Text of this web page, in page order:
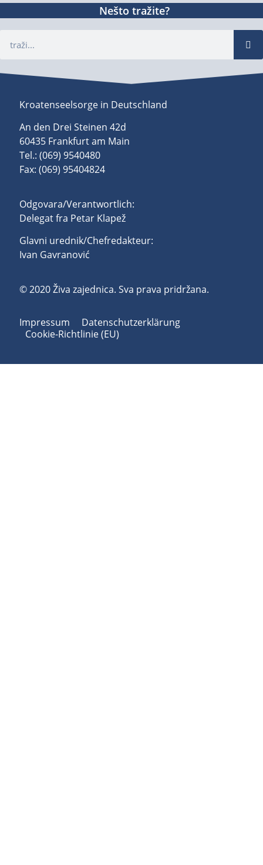
Nešto tražite?
Kroatenseelsorge in Deutschland
An den Drei Steinen 42d
60435 Frankfurt am Main
Tel.: (069) 9540480
Fax: (069) 95404824
Odgovara/Verantwortlich:
Delegat fra Petar Klapež
Glavni urednik/Chefredakteur:
Ivan Gavranović
© 2020 Živa zajednica. Sva prava pridržana.
Impressum
Datenschutzerklärung
Cookie-Richtlinie (EU)